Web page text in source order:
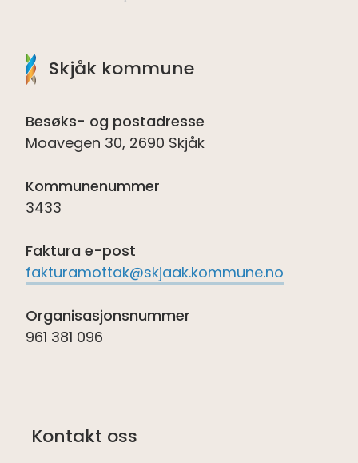
Skjåk kommune
Besøks- og postadresse
Moavegen 30, 2690 Skjåk
Kommunenummer
3433
Faktura e-post
fakturamottak@skjaak.kommune.no
Organisasjonsnummer
961 381 096
Kontakt oss